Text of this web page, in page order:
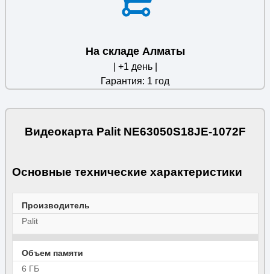
На складе Алматы
| +1 день |
Гарантия: 1 год
Видеокарта Palit NE63050S18JE-1072F
Основные технические характеристики
Производитель
Palit
Объем памяти
6 ГБ